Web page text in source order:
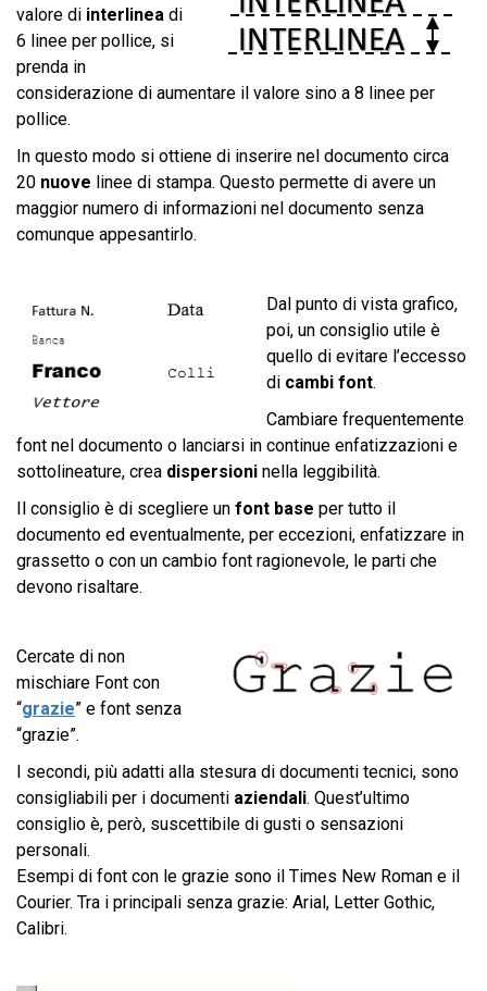
valore di interlinea di
6 linee per pollice, si
prenda in
considerazione di aumentare il valore sino a 8 linee per
pollice.
In questo modo si ottiene di inserire nel documento circa
20 nuove linee di stampa. Questo permette di avere un
maggior numero di informazioni nel documento senza
comunque appesantirlo.
Dal punto di vista grafico,
poi, un consiglio utile è
quello di evitare l’eccesso
di cambi font.
Cambiare frequentemente
font nel documento o lanciarsi in continue enfatizzazioni e
sottolineature, crea dispersioni nella leggibilità.
Il consiglio è di scegliere un font base per tutto il
documento ed eventualmente, per eccezioni, enfatizzare in
grassetto o con un cambio font ragionevole, le parti che
devono risaltare.
Cercate di non
mischiare Font con
“grazie” e font senza
“grazie”.
I secondi, più adatti alla stesura di documenti tecnici, sono
consigliabili per i documenti aziendali. Quest’ultimo
consiglio è, però, suscettibile di gusti o sensazioni
personali.
Esempi di font con le grazie sono il Times New Roman e il
Courier. Tra i principali senza grazie: Arial, Letter Gothic,
Calibri.